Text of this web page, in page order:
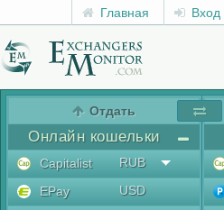
Главная Вход
Отдать
Онлайн кошельки
Capitalist
RUB
EPay
USD